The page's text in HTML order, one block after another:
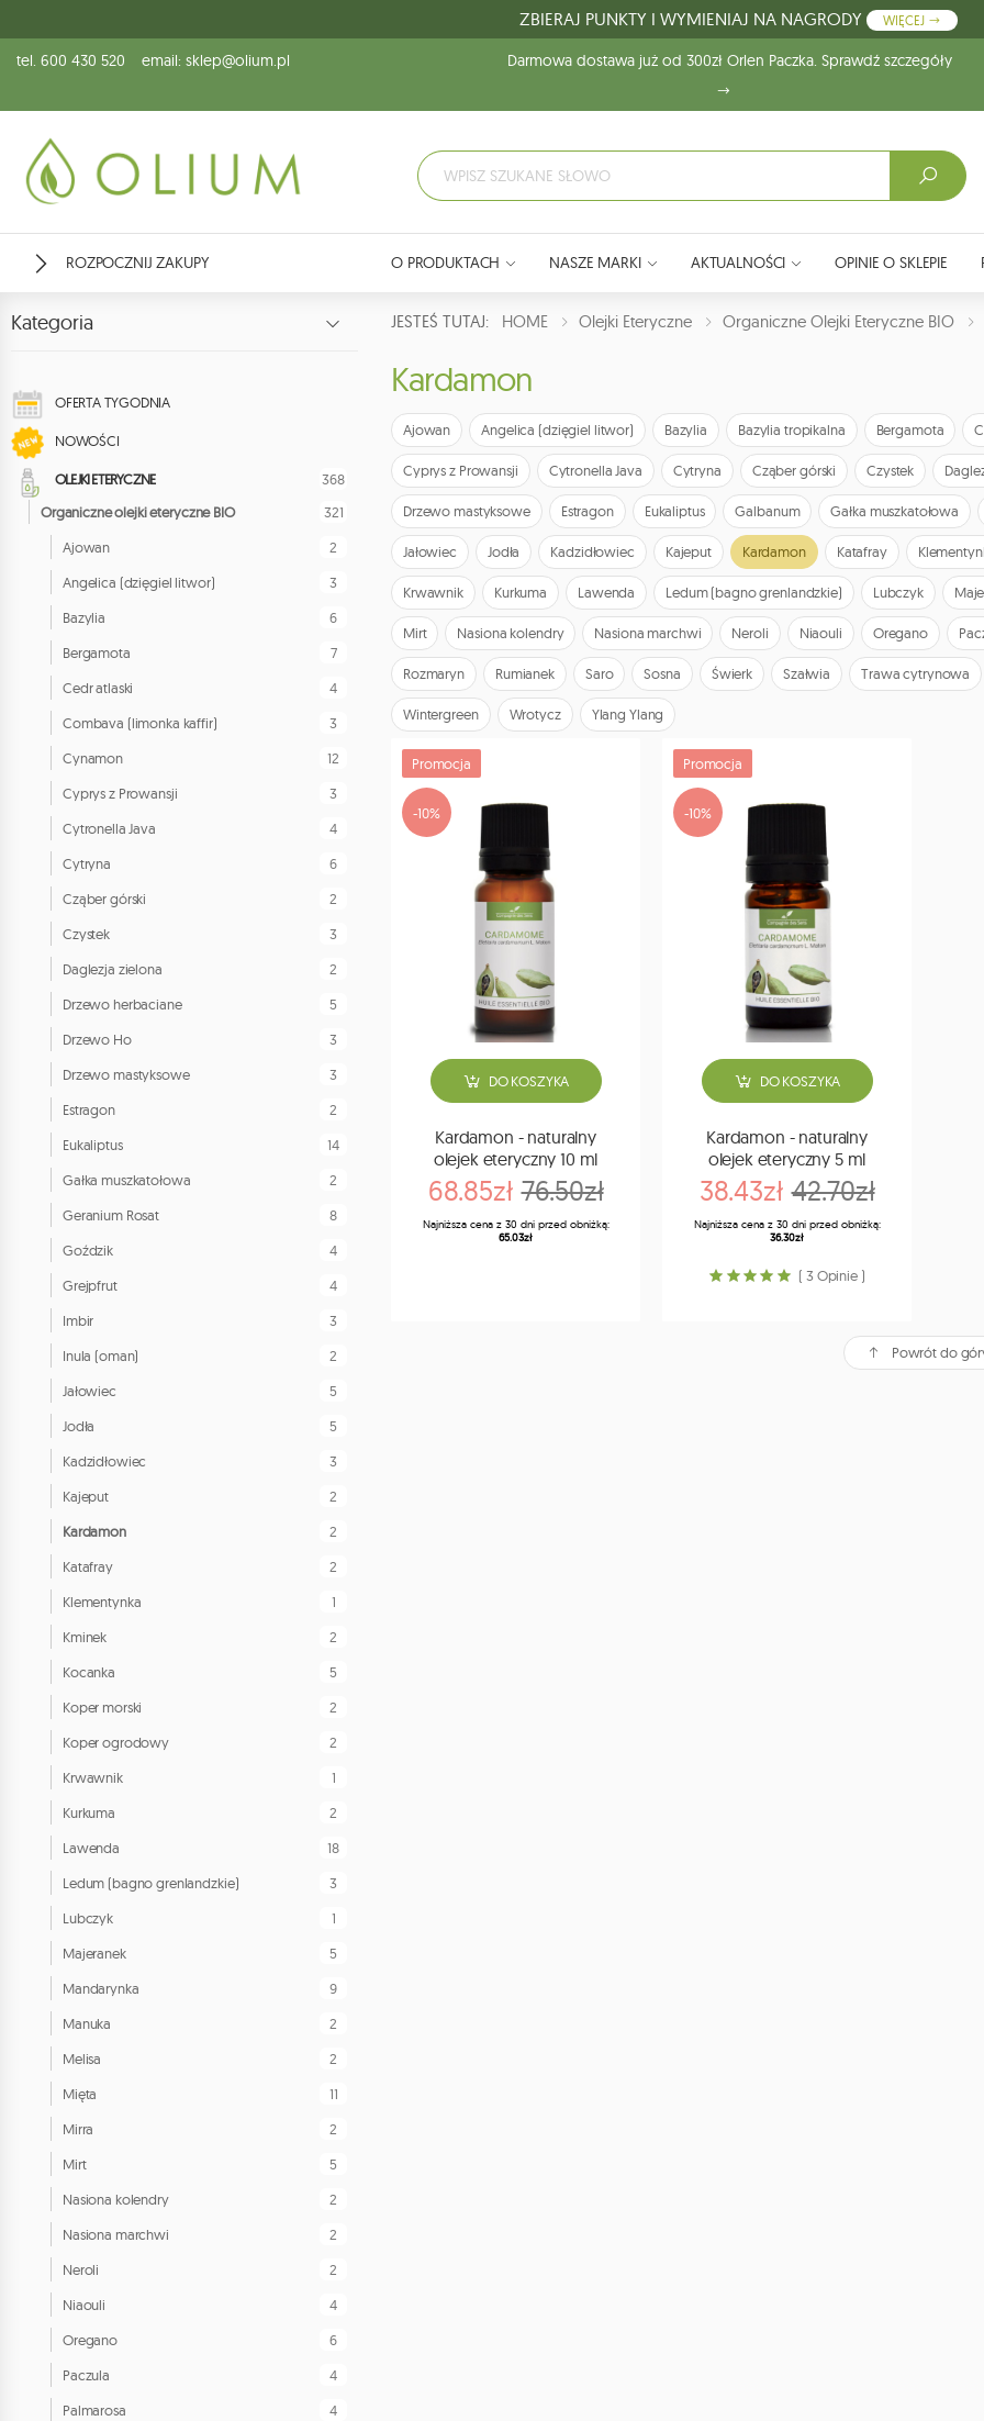
ZBIERAJ PUNKTY I WYMIENIAJ NA NAGRODY WIĘCEJ
tel. 600 430 520 email: sklep@olium.pl Darmowa dostawa już od 300zł Orlen Paczka. Sprawdź szczegóły
ROZPOCZNIJ ZAKUPY O PRODUKTACH NASZE MARKI AKTUALNOŚCI OPINIE O SKLEPIE
Kategoria
OFERTA TYGODNIA
NOWOŚCI
OLEJKI ETERYCZNE
368
Organiczne olejki eteryczne BIO
321
Ajowan 2
Angelica (dzięgiel litwor) 3
Bazylia 6
Bergamota 7
Cedr atlaski 4
Combava (limonka kaffir) 3
Cynamon 12
Cyprys z Prowansji 3
Cytronella Java 4
Cytryna 6
Cząber górski 2
Czystek 3
Daglezja zielona 2
Drzewo herbaciane 5
Drzewo Ho 3
Drzewo mastyksowe 3
Estragon 2
Eukaliptus 14
Gałka muszkatołowa 2
Geranium Rosat 8
Goździk 4
Grejpfrut 4
Imbir 3
Inula (oman) 2
Jałowiec 5
Jodła 5
Kadzidłowiec 3
Kajeput 2
Kardamon 2
Katafray 2
Klementynka 1
Kminek 2
Kocanka 5
Koper morski 2
Koper ogrodowy 2
Krwawnik 1
Kurkuma 2
Lawenda 18
Ledum (bagno grenlandzkie) 3
Lubczyk 1
Majeranek 5
Mandarynka 9
Manuka 2
Melisa 2
Mięta 11
Mirra 2
Mirt 5
Nasiona kolendry 2
Nasiona marchwi 2
Neroli 2
Niaouli 4
Oregano 6
Paczula 4
Palmarosa 4
JESTEŚ TUTAJ: HOME Olejki Eteryczne Organiczne Olejki Eteryczne BIO
Kardamon
Ajowan Angelica (dzięgiel litwor) Bazylia Bazylia tropikalna Bergamota
Cyprys z Prowansji Cytronella Java Cytryna Cząber górski Czystek
Drzewo mastyksowe Estragon Eukaliptus Galbanum Gałka muszkatołowa
Jałowiec Jodła Kadzidłowiec Kajeput Kardamon Katafray
Krwawnik Kurkuma Lawenda Ledum (bagno grenlandzkie) Lubczyk
Mirt Nasiona kolendry Nasiona marchwi Neroli Niaouli Oregano
Rozmaryn Rumianek Saro Sosna Świerk Szałwia Trawa cytrynowa
Wintergreen Wrotycz Ylang Ylang
Promocja
-10%
DO KOSZYKA
Kardamon - naturalny
olejek eteryczny 10 ml
68.85zł 76.50zł
Najniższa cena z 30 dni przed obniżką:
65.03zł
Promocja
-10%
DO KOSZYKA
Kardamon - naturalny
olejek eteryczny 5 ml
38.43zł 42.70zł
Najniższa cena z 30 dni przed obniżką:
36.30zł
( 3 Opinie )
Powrót do